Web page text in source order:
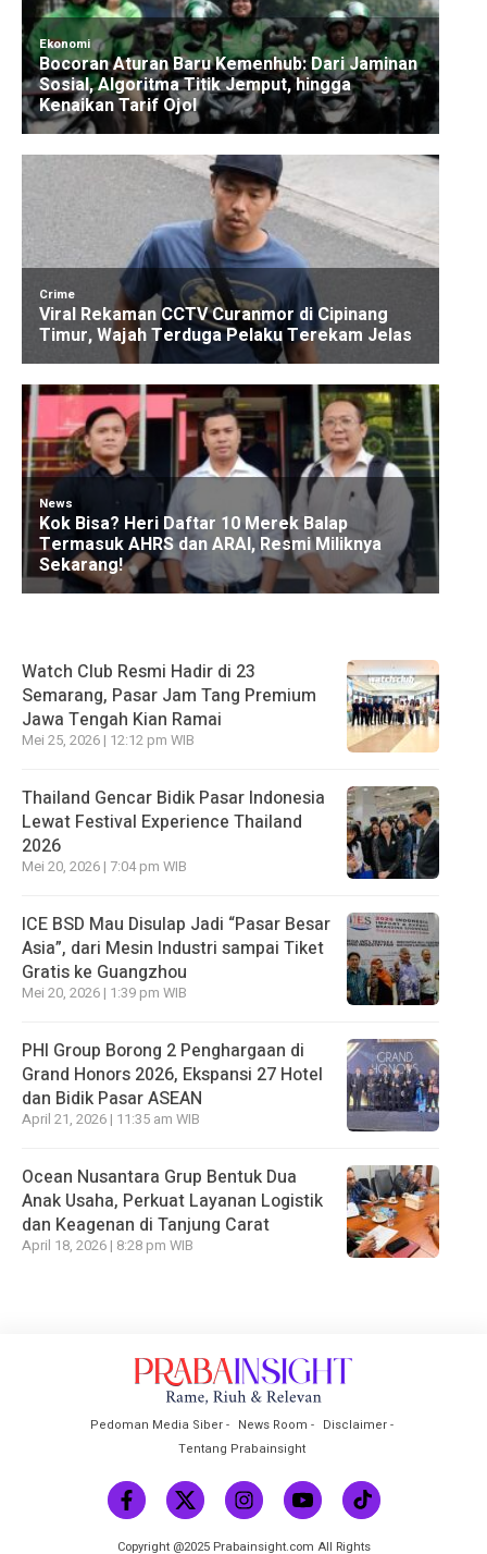
Watch Club Resmi Hadir di 23
Semarang, Pasar Jam Tang Premium
Jawa Tengah Kian Ramai
Mei 25, 2026 | 12:12 pm WIB
Thailand Gencar Bidik Pasar Indonesia
Lewat Festival Experience Thailand
2026
Mei 20, 2026 | 7:04 pm WIB
ICE BSD Mau Disulap Jadi “Pasar Besar
Asia”, dari Mesin Industri sampai Tiket
Gratis ke Guangzhou
Mei 20, 2026 | 1:39 pm WIB
PHI Group Borong 2 Penghargaan di
Grand Honors 2026, Ekspansi 27 Hotel
dan Bidik Pasar ASEAN
April 21, 2026 | 11:35 am WIB
Ocean Nusantara Grup Bentuk Dua
Anak Usaha, Perkuat Layanan Logistik
dan Keagenan di Tanjung Carat
April 18, 2026 | 8:28 pm WIB
Pedoman Media Siber News Room
Disclaimer
Tentang Prabainsight
Copyright @2025 Prabainsight.com All Rights